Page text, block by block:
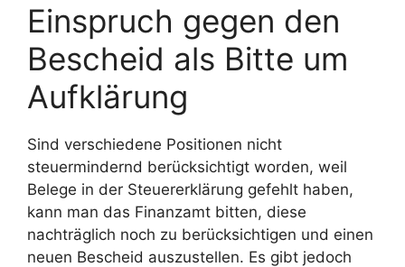
Einspruch gegen den
Bescheid als Bitte um
Aufklärung
Sind verschiedene Positionen nicht
steuermindernd berücksichtigt worden, weil
Belege in der Steuererklärung gefehlt haben,
kann man das Finanzamt bitten, diese
nachträglich noch zu berücksichtigen und einen
neuen Bescheid auszustellen. Es gibt jedoch